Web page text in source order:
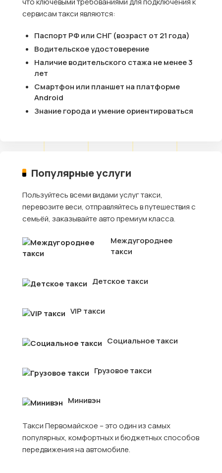
сервисам такси являются:
Паспорт РФ или СНГ (возраст от 21 года)
Водительское удостоверение
Наличие водительского стажа не менее 3
лет
Смартфон или планшет на платформе
Android
Знание города и умение ориентироваться
Популярные услуги
Пользуйтесь всеми видами услуг такси,
перевозите веси, отправляйтесь в путешествия с
семьёй, заказывайте авто премиум класса.
Междугороднее
такси
Детское такси
VIP такси
Социальное такси
Грузовое такси
Минивэн
Такси Первомайское – это один из самых
популярных, комфортных и бюджетных способов
передвижения на автомобиле.